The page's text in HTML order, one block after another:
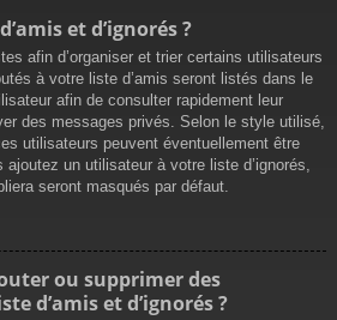
et d’ignorés ?
afin d’organiser et trier certains utilisateurs
à votre liste d’amis seront listés dans le
afin de consulter rapidement leur
des messages privés. Selon le style utilisé,
utilisateurs peuvent éventuellement être
un utilisateur à votre liste d’ignorés,
seront masqués par défaut.
ou supprimer des
d’amis et d’ignorés ?